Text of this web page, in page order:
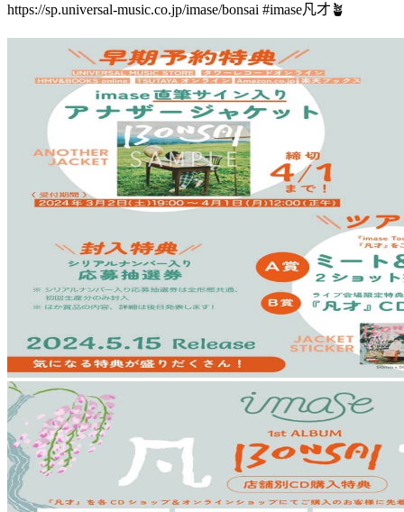
https://sp.universal-music.co.jp/imase/bonsai #imase凡才🪴